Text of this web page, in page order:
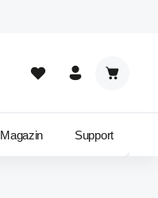
Magazin Support